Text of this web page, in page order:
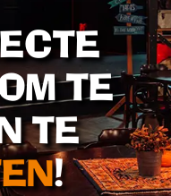
Pizza
TE
TE
!